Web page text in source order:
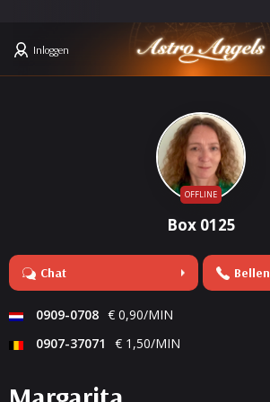
Inloggen
OFFLINE
Box 0125
Chat Bellen
0909-0708 € 0,90/MIN
0907-37071
€ 1,50/MIN